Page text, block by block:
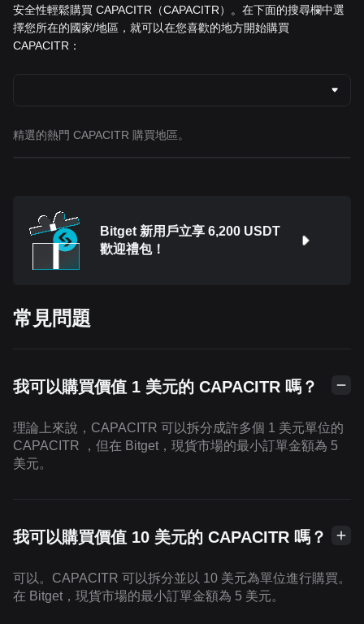
安全性輕鬆購買 CAPACITR（CAPACITR）。在下面的搜尋欄中選
擇您所在的國家/地區，就可以在您喜歡的地方開始購買
CAPACITR：
精選的熱門 CAPACITR 購買地區。
Bitget 新用戶立享 6,200 USDT
歡迎禮包！
常見問題
我可以購買價值 1 美元的 CAPACITR 嗎？
理論上來說，CAPACITR 可以拆分成許多個 1 美元單位的
CAPACITR ，但在 Bitget，現貨市場的最小訂單金額為 5
美元。
我可以購買價值 10 美元的 CAPACITR 嗎？
可以。CAPACITR 可以拆分並以 10 美元為單位進行購買。
在 Bitget，現貨市場的最小訂單金額為 5 美元。